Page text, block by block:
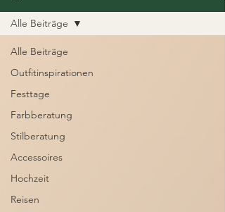
Alle Beiträge
Outfitinspirationen
Festtage
Farbberatung
Stilberatung
Accessoires
Hochzeit
Reisen
Alle Beiträge